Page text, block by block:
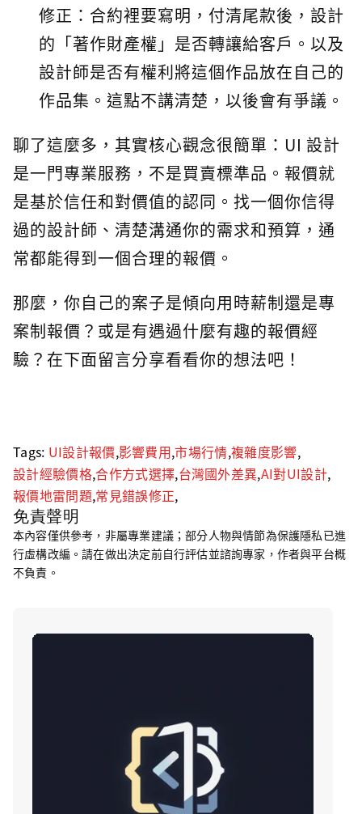
修正：合約裡要寫明，付清尾款後，設計
的「著作財產權」是否轉讓給客戶。以及
設計師是否有權利將這個作品放在自己的
作品集。這點不講清楚，以後會有爭議。
聊了這麼多，其實核心觀念很簡單：UI 設計
是一門專業服務，不是買賣標準品。報價就
是基於信任和對價值的認同。找一個你信得
過的設計師、清楚溝通你的需求和預算，通
常都能得到一個合理的報價。
那麼，你自己的案子是傾向用時薪制還是專
案制報價？或是有遇過什麼有趣的報價經
驗？在下面留言分享看看你的想法吧！
Tags: UI設計報價,影響費用,市場行情,複雜度影響,
設計經驗價格,合作方式選擇,台灣國外差異,AI對UI設計,
報價地雷問題,常見錯誤修正,
免責聲明
本內容僅供參考，非屬專業建議；部分人物與情節為保護隱私已進
行虛構改編。請在做出決定前自行評估並諮詢專家，作者與平台概
不負責。